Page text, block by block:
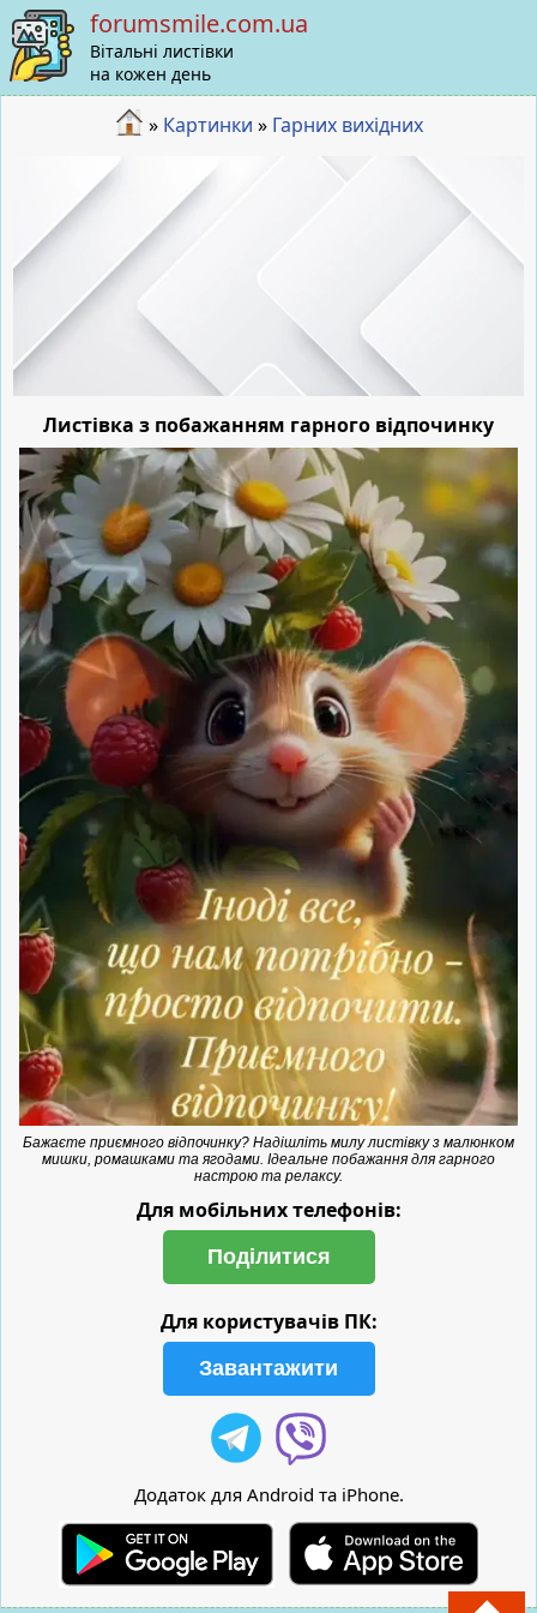
forumsmile.com.ua
Вітальні листівки
на кожен день
» Картинки » Гарних вихідних
Листівка з побажанням гарного відпочинку
Бажаєте приємного відпочинку? Надішліть милу листівку з малюнком
мишки, ромашками та ягодами. Ідеальне побажання для гарного
настрою та релаксу.
Для мобільних телефонів:
Поділитися
Для користувачів ПК:
Завантажити
Додаток для Android та iPhone.